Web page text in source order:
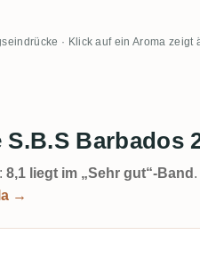
· Klick auf ein Aroma zeigt
Barbados
8,1 liegt im „Sehr gut“-Band
→